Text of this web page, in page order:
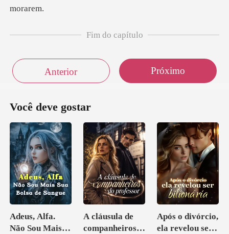
Fim do capítulo
Anterior Próximo
Você deve gostar
Adeus, Alfa.
Não Sou Mais
A cláusula de
companheiros
Após o divórcio,
ela revelou ser